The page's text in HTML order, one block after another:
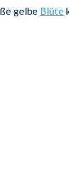
gelbe Blüte